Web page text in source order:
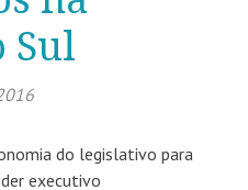
Sul
do legislativo para
executivo